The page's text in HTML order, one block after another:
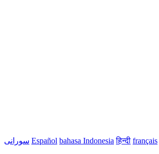
Español bahasa Indonesia हिन्दी français
سورانی